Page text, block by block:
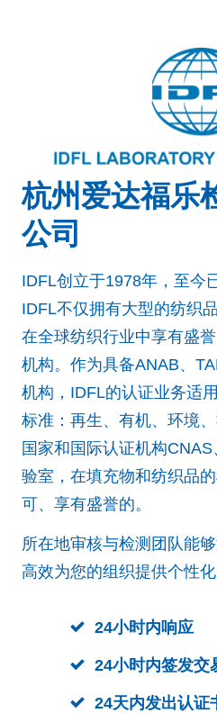
杭州爱达福乐
公司
IDFL创立于1978年，至今
IDFL不仅拥有大型的纺织
在全球纺织行业中享有盛
机构。作为具备ANAB、
机构，IDFL的认证业务适
标准：再生、有机、环境
国家和国际认证机构
验室，在填充物和纺织品
可、享有盛誉的。
所在地审核与检测团队能
高效为您的组织提供个性化
24小时内响应
24小时内签发交
24天内发出认证